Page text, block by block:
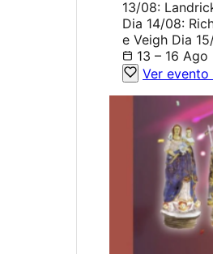
13/08:
Dia 14/08:
e Veigh Dia
13 – 16 Ago
Ver